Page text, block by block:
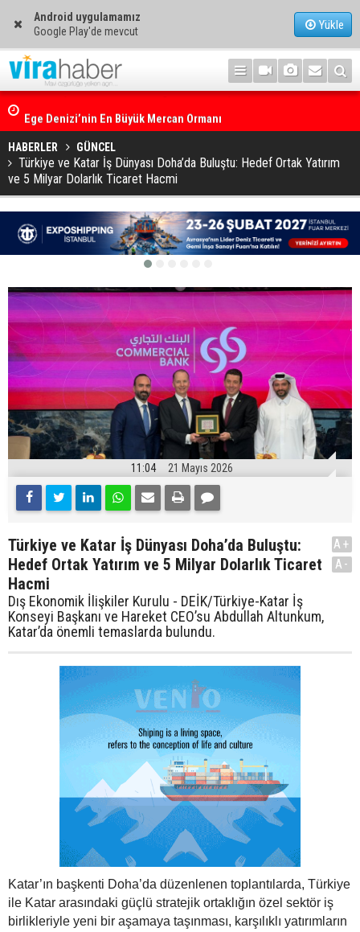
Android uygulamamız
Google Play'de mevcut
Yükle
Ege Denizi’nin En Büyük Mercan Ormanı
HABERLER GÜNCEL
Türkiye ve Katar İş Dünyası Doha’da Buluştu: Hedef Ortak Yatırım
ve 5 Milyar Dolarlık Ticaret Hacmi
11:04 21 Mayıs 2026
Türkiye ve Katar İş Dünyası Doha’da Buluştu:
Hedef Ortak Yatırım ve 5 Milyar Dolarlık Ticaret
Hacmi
Dış Ekonomik İlişkiler Kurulu - DEİK/Türkiye-Katar İş
Konseyi Başkanı ve Hareket CEO’su Abdullah Altunkum,
Katar’da önemli temaslarda bulundu.
A+
A-
Katar’ın başkenti Doha’da düzenlenen toplantılarda, Türkiye
ile Katar arasındaki güçlü stratejik ortaklığın özel sektör iş
birlikleriyle yeni bir aşamaya taşınması, karşılıklı yatırımların